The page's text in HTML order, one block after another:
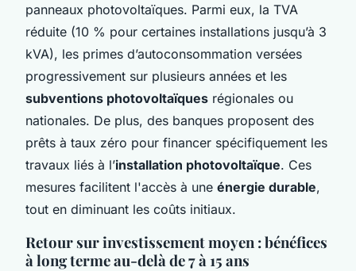
panneaux photovoltaïques. Parmi eux, la TVA
réduite (10 % pour certaines installations jusqu’à 3
kVA), les primes d’autoconsommation versées
progressivement sur plusieurs années et les
subventions photovoltaïques régionales ou
nationales. De plus, des banques proposent des
prêts à taux zéro pour financer spécifiquement les
travaux liés à l’installation photovoltaïque. Ces
mesures facilitent l'accès à une énergie durable,
tout en diminuant les coûts initiaux.
Retour sur investissement moyen : bénéfices
à long terme au-delà de 7 à 15 ans